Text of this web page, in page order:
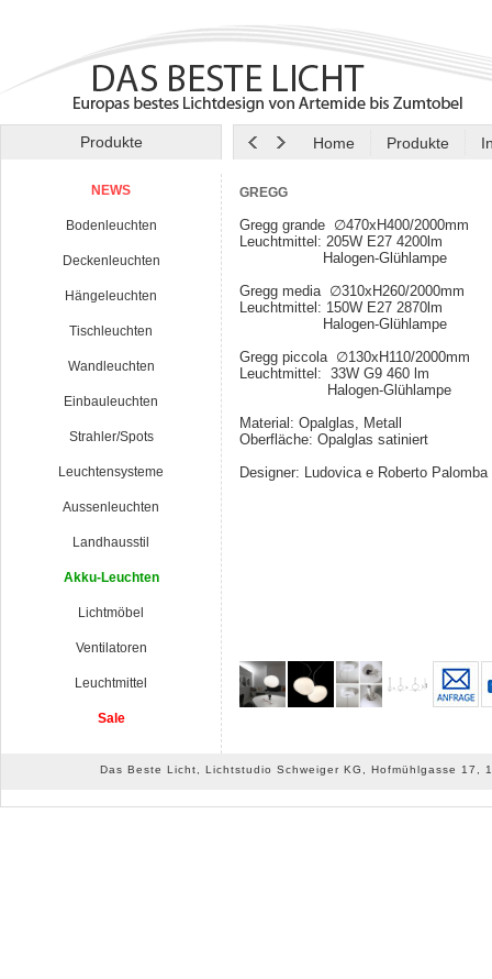
Produkte Home Produkte
NEWS
Bodenleuchten
Deckenleuchten
Hängeleuchten
Tischleuchten
Wandleuchten
Einbauleuchten
Strahler/Spots
Leuchtensysteme
Aussenleuchten
Landhausstil
Akku-Leuchten
Lichtmöbel
Ventilatoren
Leuchtmittel
Sale
GREGG
Gregg grande ∅470xH400/2000mm
Leuchtmittel: 205W E27 4200lm
Halogen-Glühlampe
Gregg media ∅310xH260/2000mm
Leuchtmittel: 150W E27 2870lm
Halogen-Glühlampe
Gregg piccola ∅130xH110/2000mm
Leuchtmittel: 33W G9 460 lm
Halogen-Glühlampe
Material: Opalglas, Metall
Oberfläche: Opalglas satiniert
Designer: Ludovica e Roberto Palomba
Das Beste Licht, Lichtstudio Schweiger KG, Hofmühlgasse